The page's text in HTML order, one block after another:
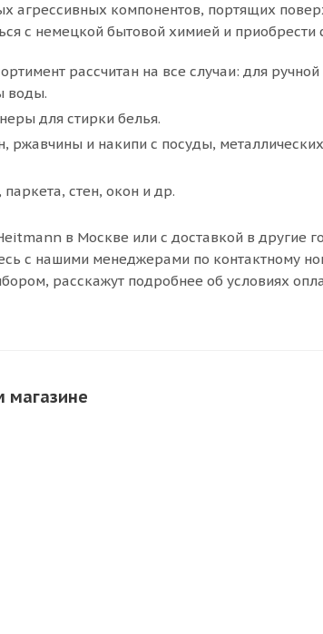
агрессивных компонентов, портящих
с немецкой бытовой химией и
рассчитан на все случаи: для
воды.
для стирки белья.
ржавчины и накипи с посуды,
стен, окон и др.
в Москве или с доставкой в другие
с нашими менеджерами по контактному
расскажут подробнее об условиях
магазине